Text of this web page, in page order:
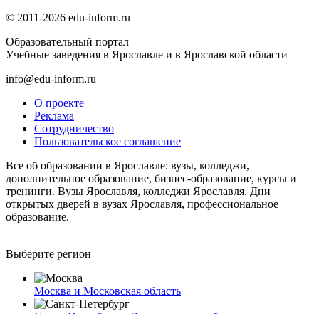
© 2011-2026 edu-inform.ru
Образовательный портал
Учебные заведения в Ярославле и в Ярославской области
info@edu-inform.ru
О проекте
Реклама
Сотрудничество
Пользовательское соглашение
Все об образовании в Ярославле: вузы, колледжи,
дополнительное образование, бизнес-образование, курсы и
тренинги. Вузы Ярославля, колледжи Ярославля. Дни
открытых дверей в вузах Ярославля, профессиональное
образование.
Выберите регион
Москва и Московская область